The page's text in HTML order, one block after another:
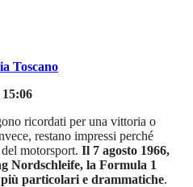
Toscano
ricordati per una vittoria o
restano impressi perché
motorsport. Il 7 agosto 1966,
Nordschleife, la Formula 1
più particolari e drammatiche.